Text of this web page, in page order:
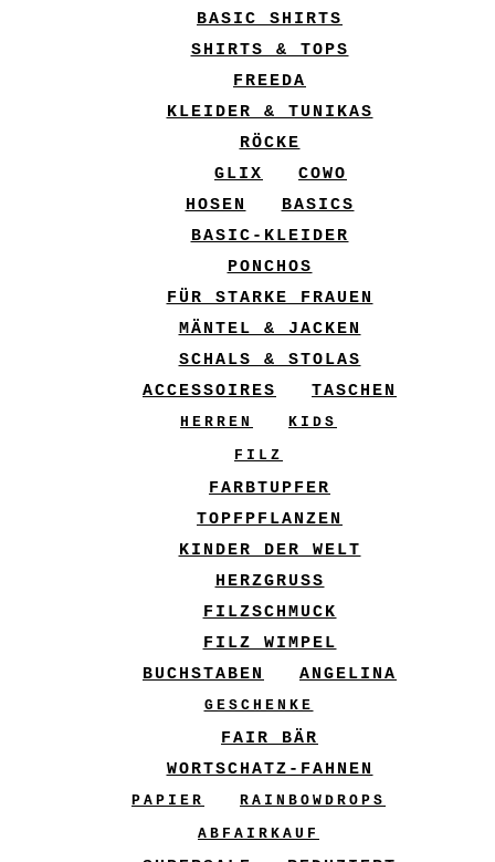
BASIC SHIRTS
SHIRTS & TOPS
FREEDA
KLEIDER & TUNIKAS
RÖCKE
GLIX
COWO
HOSEN
BASICS
BASIC-KLEIDER
PONCHOS
FÜR STARKE FRAUEN
MÄNTEL & JACKEN
SCHALS & STOLAS
ACCESSOIRES
TASCHEN
HERREN
KIDS
FILZ
FARBTUPFER
TOPFPFLANZEN
KINDER DER WELT
HERZGRUSS
FILZSCHMUCK
FILZ WIMPEL
BUCHSTABEN
ANGELINA
GESCHENKE
FAIR BÄR
WORTSCHATZ-FAHNEN
PAPIER
RAINBOWDROPS
ABFAIRKAUF